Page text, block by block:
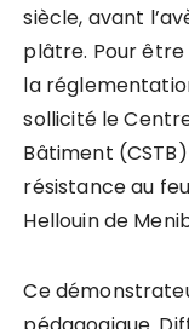
siècle, avant
plâtre. Pour
la
sollicité le
Bâtiment
résistance au
Hellouin de
Ce